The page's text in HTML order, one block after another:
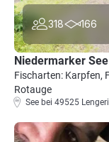
318 166
Niedermarker See
Fischarten: Karpfen,
Rotauge
See bei 49525